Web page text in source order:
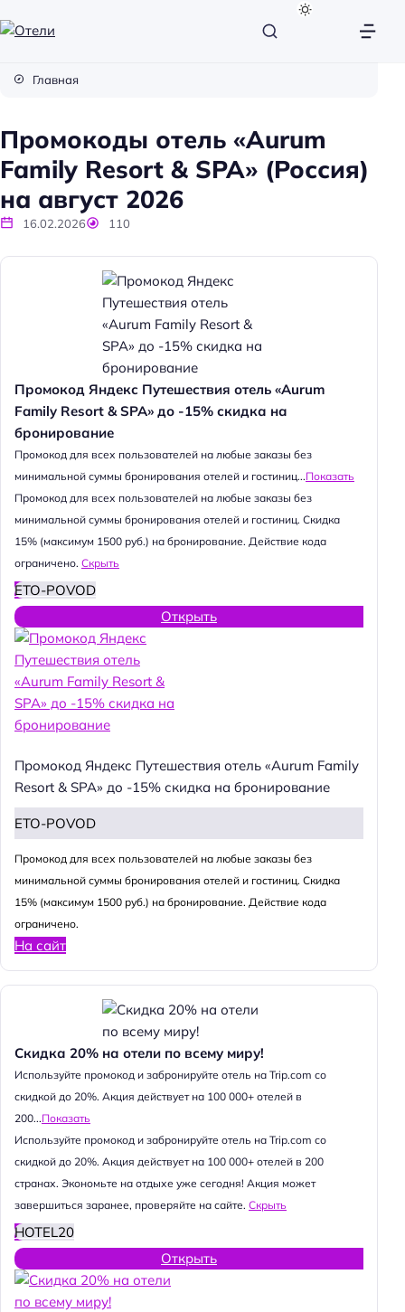
и
Главная
Промокоды отель «Aurum
Family Resort & SPA» (Россия)
на август 2026
16.02.2026 110
Промокод Яндекс Путешествия отель «Aurum
Family Resort & SPA» до -15% скидка на
бронирование
Промокод для всех пользователей на любые заказы без
минимальной суммы бронирования отелей и гостиниц...Показать
Промокод для всех пользователей на любые заказы без
минимальной суммы бронирования отелей и гостиниц. Скидка
15% (максимум 1500 руб.) на бронирование. Действие кода
ограничено. Скрыть
ETO-POVOD
Открыть
Промокод Яндекс Путешествия отель «Aurum Family
Resort & SPA» до -15% скидка на бронирование
ETO-POVOD
Промокод для всех пользователей на любые заказы без
минимальной суммы бронирования отелей и гостиниц. Скидка
15% (максимум 1500 руб.) на бронирование. Действие кода
ограничено.
На сайт
Скидка 20% на отели по всему миру!
Используйте промокод и забронируйте отель на Trip.com со
скидкой до 20%. Акция действует на 100 000+ отелей в
200...Показать
Используйте промокод и забронируйте отель на Trip.com со
скидкой до 20%. Акция действует на 100 000+ отелей в 200
странах. Экономьте на отдыхе уже сегодня! Акция может
завершиться заранее, проверяйте на сайте. Скрыть
HOTEL20
Открыть